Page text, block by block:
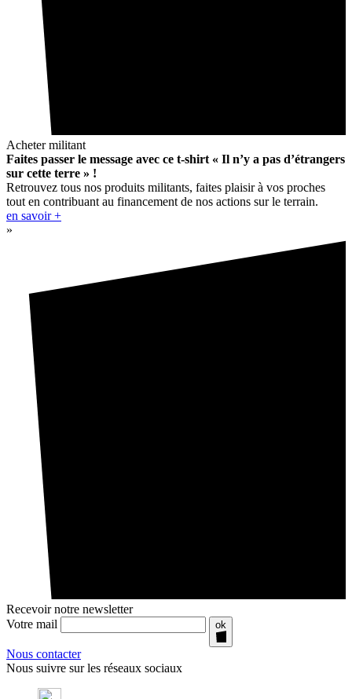
Acheter militant
Faites passer le message avec ce t-shirt « Il n’y a pas d’étrangers
sur cette terre » !
Retrouvez tous nos produits militants, faites plaisir à vos proches
tout en contribuant au financement de nos actions sur le terrain.
en savoir +
»
Recevoir notre newsletter
Votre mail
ok
Nous contacter
Nous suivre sur les réseaux sociaux